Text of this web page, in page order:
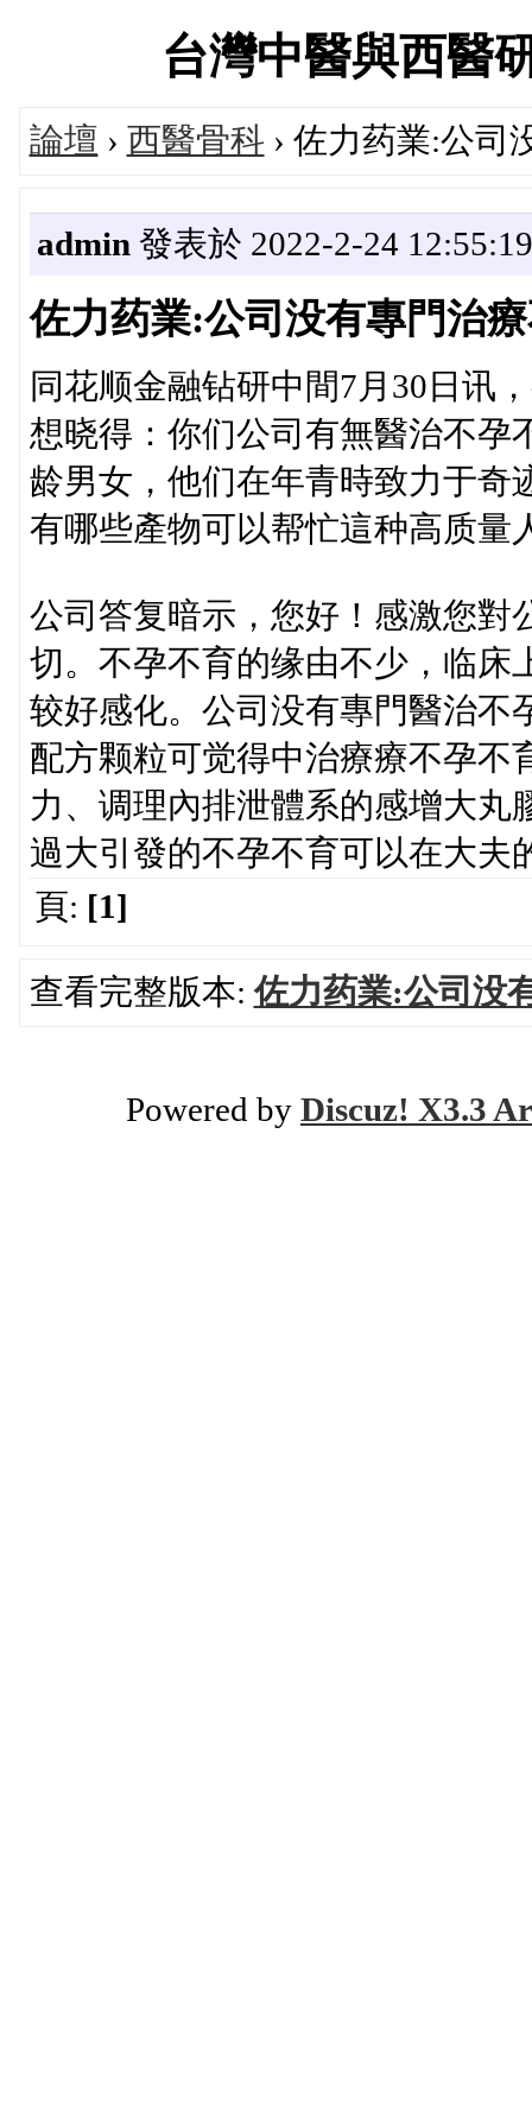
台灣中醫與西醫
論壇 › 西醫骨科 › 佐力药業:公司
admin 發表於 2022-2-24 12:55:19
佐力药業:公司没有專門治
同花顺金融钻研中間7月30日讯
想晓得：你们公司有無醫治不孕
龄男女，他们在年青時致力于奇
有哪些產物可以帮忙這种高质量
公司答复暗示，您好！感激您對
切。不孕不育的缘由不少，临床
较好感化。公司没有專門醫治不
配方颗粒可觉得中治療療不孕不
力、调理內排泄體系的感增大丸
過大引發的不孕不育可以在大夫
頁: [1]
查看完整版本:佐力药業:公司没
Powered by Discuz! X3.3